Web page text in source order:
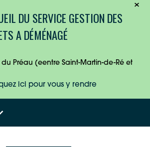
DU SERVICE GESTION DES
A DÉMÉNAGÉ
Préau (eentre Saint-Martin-de-Ré et
ici pour vous y rendre